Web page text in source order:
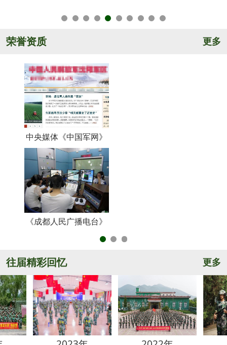
荣誉资质 更多
中央媒体《中国军网》
《成都人民广播电台》
往届精彩回忆 更多